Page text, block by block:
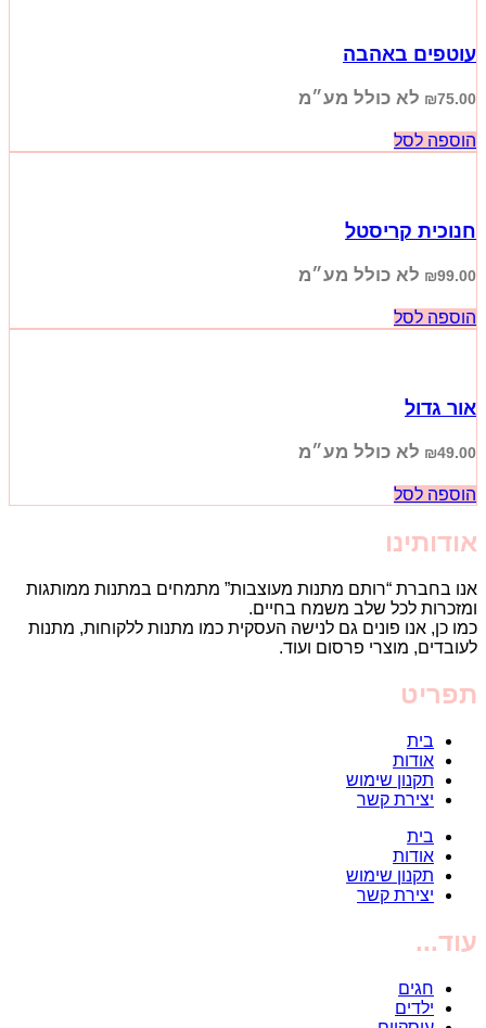
עוטפים באהבה
₪75.00 לא כולל מע״מ
הוספה לסל
חנוכית קריסטל
₪99.00 לא כולל מע״מ
הוספה לסל
אור גדול
₪49.00 לא כולל מע״מ
הוספה לסל
אודותינו
אנו בחברת “רותם מתנות מעוצבות” מתמחים במתנות ממותגות
ומזכרות לכל שלב משמח בחיים.
כמו כן, אנו פונים גם לנישה העסקית כמו מתנות ללקוחות, מתנות
לעובדים, מוצרי פרסום ועוד.
תפריט
בית
אודות
תקנון שימוש
יצירת קשר
בית
אודות
תקנון שימוש
יצירת קשר
עוד...
חגים
ילדים